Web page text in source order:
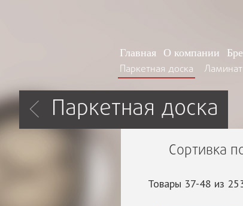
Главная О компании
Паркетная доска Ламинат
Паркетная доска
Сортивка
Товары 37-48 из